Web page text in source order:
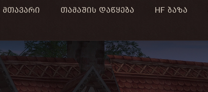
მთავარი თამაშის დაწყება HF ბაზა